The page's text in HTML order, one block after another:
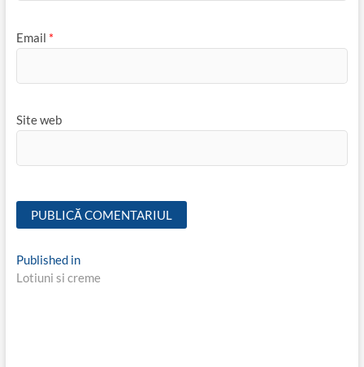
Email *
Site web
Navigare
în
Published in
Lotiuni si creme